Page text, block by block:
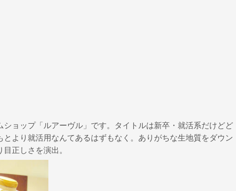
ョップ「ルアーヴル」です。タイトルは新卒・就活系だけどど
より就活用なんてあるはずもなく。ありがちな生地質をダウン
正しさを演出。